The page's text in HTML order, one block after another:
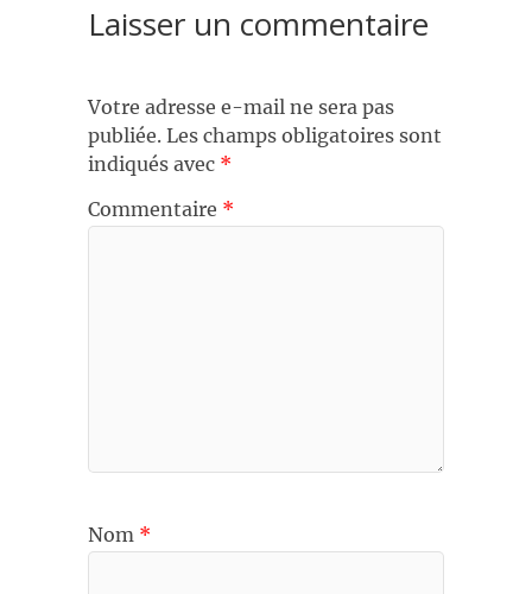
Laisser un commentaire
Votre adresse e-mail ne sera pas
publiée. Les champs obligatoires sont
indiqués avec *
Commentaire *
Nom *